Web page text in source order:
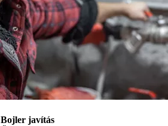
Bojler javítás